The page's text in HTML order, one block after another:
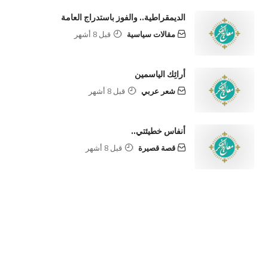
الديمقراطية.. والفوز باستدراج العامة
مقالات سياسية قبل 8 أشهر
أرائِك الياسمين
شعر عربي قبل 8 أشهر
أنفاس خطيئتي..
قصة قصيرة قبل 8 أشهر